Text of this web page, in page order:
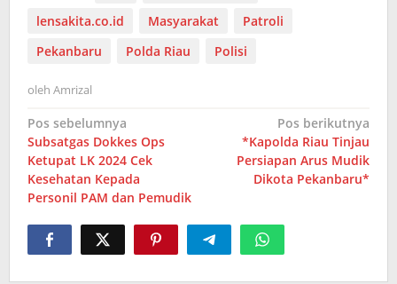
lensakita.co.id
Masyarakat
Patroli
Pekanbaru
Polda Riau Polisi
oleh Amrizal
Navigasi
pos
Pos sebelumnya
Subsatgas Dokkes Ops
Ketupat LK 2024 Cek
Kesehatan Kepada
Personil PAM dan Pemudik
Pos berikutnya
*Kapolda Riau Tinjau
Persiapan Arus Mudik
Dikota Pekanbaru*